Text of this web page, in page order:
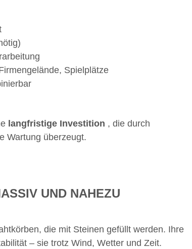
Spielplätze
langfristige Investition , die durch
Wartung überzeugt.
UND NAHEZU
die mit Steinen gefüllt werden. Ihre
– sie trotz Wind, Wetter und Zeit.